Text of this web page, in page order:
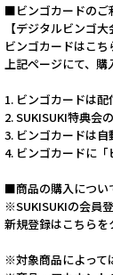
■ビンゴカードのご
【デジタルビンゴ大
ビンゴカードはこち
上記ページにて、購
1. ビンゴカードは配
2. SUKISUKI特典会
3. ビンゴカードは自
4. ビンゴカードに「
■商品の購入につい
※SUKISUKIの会員登
新規登録はこちらを
※対象商品によって